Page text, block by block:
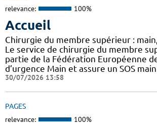
relevance: 100%
Accueil
Chirurgie du membre supérieur :
Le service de chirurgie du membre
partie de la Fédération Européenne
d’urgence Main et assure un SOS
30/07/2026 13:58
PAGES
relevance: 100%